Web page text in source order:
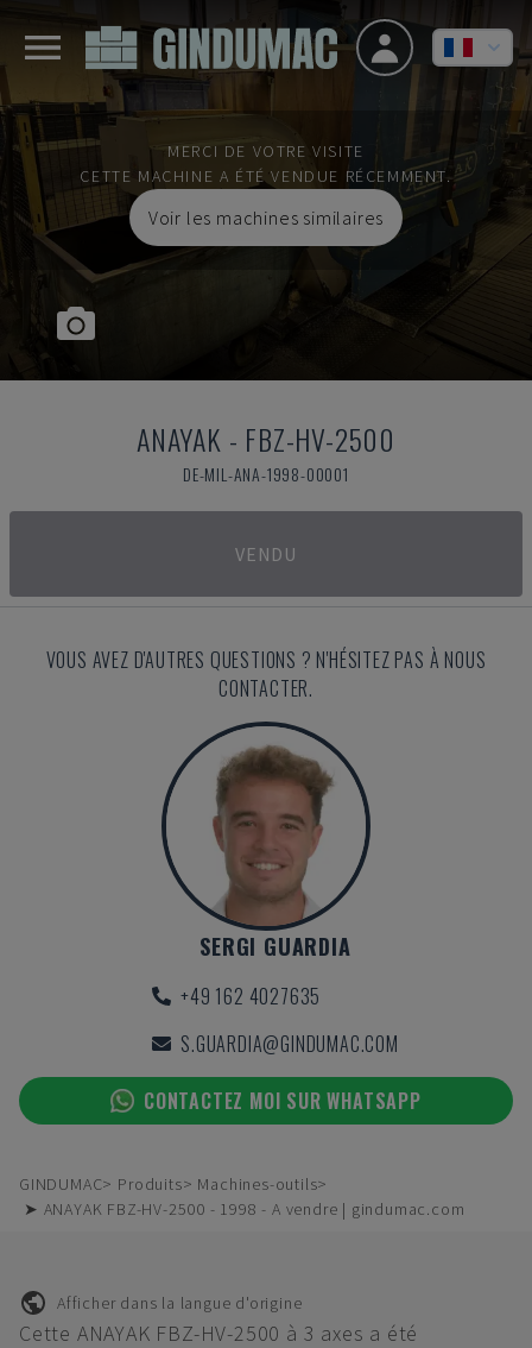
MERCI DE VOTRE VISITE
CETTE MACHINE A ÉTÉ VENDUE RÉCEMMENT.
Voir les machines similaires
ANAYAK - FBZ-HV-2500
DE-MIL-ANA-1998-00001
VENDU
VOUS AVEZ D'AUTRES QUESTIONS ? N'HÉSITEZ PAS À NOUS
CONTACTER.
SERGI GUARDIA
+49 162 4027635
S.GUARDIA@GINDUMAC.COM
CONTACTEZ MOI SUR WHATSAPP
GINDUMAC Produits
Machines-outils
➤ ANAYAK FBZ-HV-2500 - 1998 - A vendre | gindumac.com
Afficher dans la langue d'origine
Cette ANAYAK FBZ-HV-2500 à 3 axes a été